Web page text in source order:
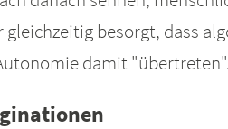
besorgt, dass
damit "übertreten".